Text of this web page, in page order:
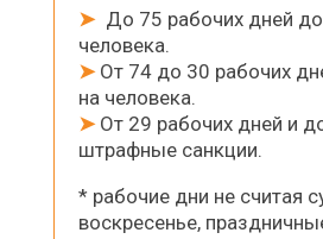
➤До 75 рабочих дней
человека.
➤От 74 до 30 рабочих
на человека.
➤От 29 рабочих дней и
штрафные санкции.
* рабочие дни не считая
воскресенье,